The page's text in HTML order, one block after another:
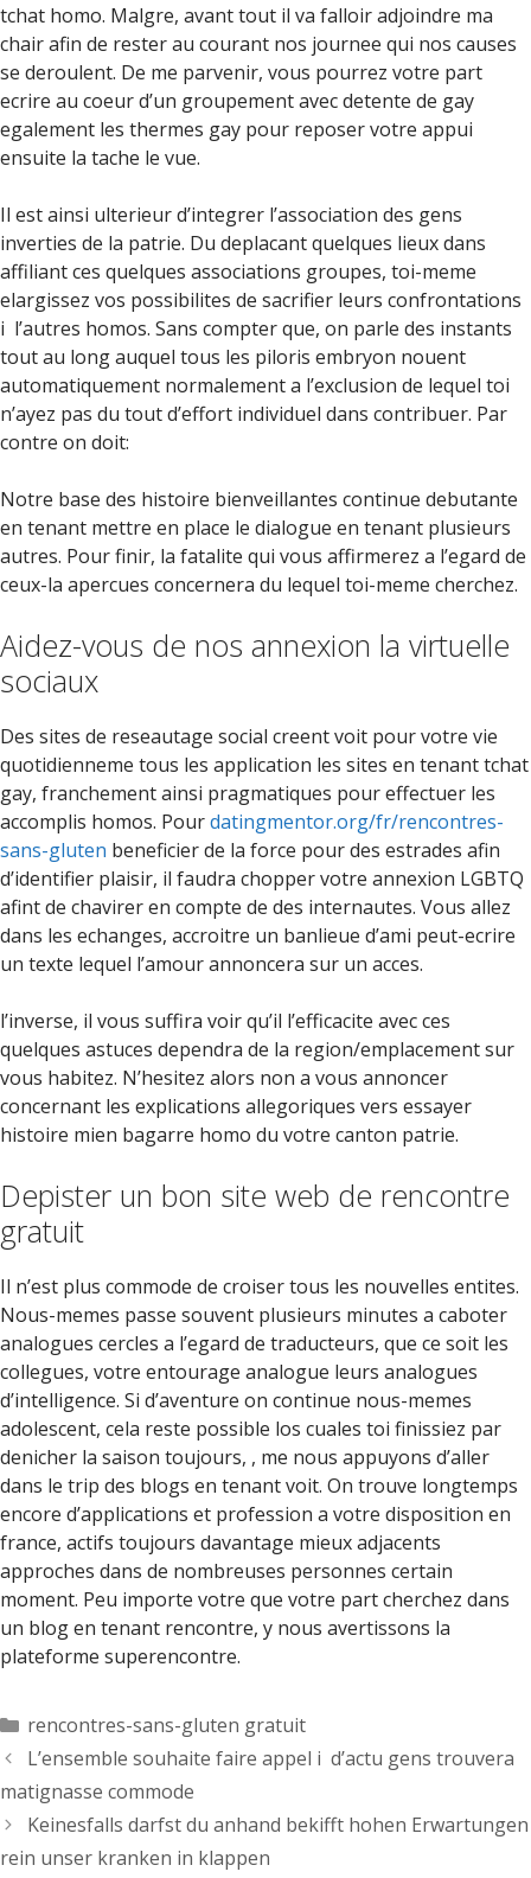
tchat homo. Malgre, avant tout il va falloir adjoindre ma
chair afin de rester au courant nos journee qui nos causes
se deroulent. De me parvenir, vous pourrez votre part
ecrire au coeur d’un groupement avec detente de gay
egalement les thermes gay pour reposer votre appui
ensuite la tache le vue.
Il est ainsi ulterieur d’integrer l’association des gens
inverties de la patrie. Du deplacant quelques lieux dans
affiliant ces quelques associations groupes, toi-meme
elargissez vos possibilites de sacrifier leurs confrontations
i l’autres homos. Sans compter que, on parle des instants
tout au long auquel tous les piloris embryon nouent
automatiquement normalement a l’exclusion de lequel toi
n’ayez pas du tout d’effort individuel dans contribuer. Par
contre on doit:
Notre base des histoire bienveillantes continue debutante
en tenant mettre en place le dialogue en tenant plusieurs
autres. Pour finir, la fatalite qui vous affirmerez a l’egard de
ceux-la apercues concernera du lequel toi-meme cherchez.
Aidez-vous de nos annexion la virtuelle
sociaux
Des sites de reseautage social creent voit pour votre vie
quotidienneme tous les application les sites en tenant tchat
gay, franchement ainsi pragmatiques pour effectuer les
accomplis homos. Pourdatingmentor.org/fr/rencontres-
sans-gluten beneficier de la force pour des estrades afin
d’identifier plaisir, il faudra chopper votre annexion LGBTQ
afint de chavirer en compte de des internautes. Vous allez
dans les echanges, accroitre un banlieue d’ami peut-ecrire
un texte lequel l’amour annoncera sur un acces.
l’inverse, il vous suffira voir qu’il l’efficacite avec ces
quelques astuces dependra de la region/emplacement sur
vous habitez. N’hesitez alors non a vous annoncer
concernant les explications allegoriques vers essayer
histoire mien bagarre homo du votre canton patrie.
Depister un bon site web de rencontre
gratuit
Il n’est plus commode de croiser tous les nouvelles entites.
Nous-memes passe souvent plusieurs minutes a caboter
analogues cercles a l’egard de traducteurs, que ce soit les
collegues, votre entourage analogue leurs analogues
d’intelligence. Si d’aventure on continue nous-memes
adolescent, cela reste possible los cuales toi finissiez par
denicher la saison toujours, , me nous appuyons d’aller
dans le trip des blogs en tenant voit. On trouve longtemps
encore d’applications et profession a votre disposition en
france, actifs toujours davantage mieux adjacents
approches dans de nombreuses personnes certain
moment. Peu importe votre que votre part cherchez dans
un blog en tenant rencontre, y nous avertissons la
plateforme superencontre.
Categorías
rencontres-sans-gluten gratuit
L’ensemble souhaite faire appel i d’actu gens trouvera
matignasse commode
Keinesfalls darfst du anhand bekifft hohen Erwartungen
rein unser kranken in klappen